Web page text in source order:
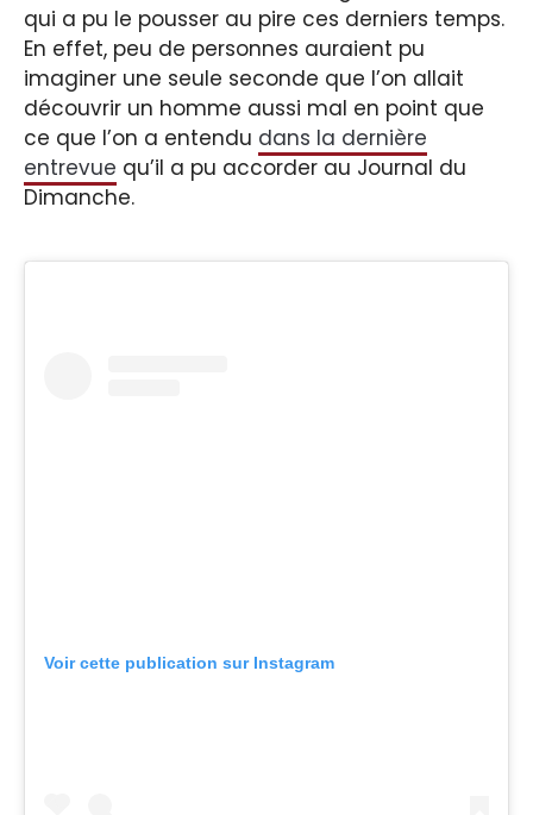
qui a pu le pousser au pire ces derniers temps.
En effet, peu de personnes auraient pu
imaginer une seule seconde que l’on allait
découvrir un homme aussi mal en point que
ce que l’on a entendu dans la dernière
entrevue qu’il a pu accorder au Journal du
Dimanche.
Voir cette publication sur Instagram